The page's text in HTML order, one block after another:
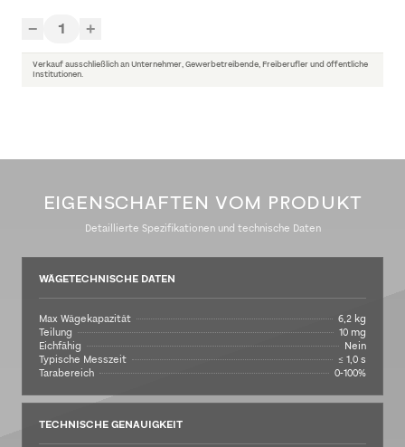
− 1 +
Verkauf ausschließlich an Unternehmer, Gewerbetreibende, Freiberufler und öffentliche
Institutionen.
EIGENSCHAFTEN VOM PRODUKT
Detaillierte Spezifikationen und technische Daten
WÄGETECHNISCHE DATEN
Max Wägekapazität
6,2 kg
Teilung
10 mg
Eichfähig
Nein
Typische Messzeit
≤ 1,0 s
Tarabereich
0-100%
TECHNISCHE GENAUIGKEIT